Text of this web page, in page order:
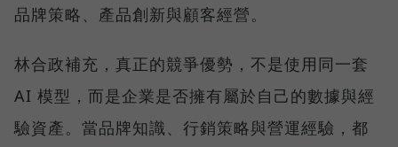
品牌策略、產品創新與顧客經營。
林合政補充，真正的競爭優勢，不是使用同一套
AI 模型，而是企業是否擁有屬於自己的數據與經
驗資產。當品牌知識、行銷策略與營運經驗，都